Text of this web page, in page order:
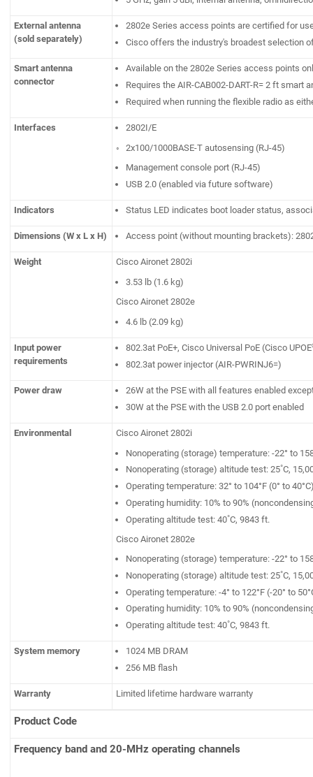
External antenna
(sold separately)
2802e Series access points are certified for
Cisco offers the industry's broadest selection
Smart antenna
connector
Available on the 2802e Series access points
Requires the AIR-CAB002-DART-R= 2 ft
Required when running the flexible radio as
Interfaces
2802I/E
◦ 2x100/1000BASE-T autosensing (RJ-45)
Management console port (RJ-45)
USB 2.0 (enabled via future software)
Indicators Status LED indicates boot loader status,
Dimensions (W x L x H) Access point (without mounting brackets):
Weight
Cisco Aironet 2802i
3.53 lb (1.6 kg)
Cisco Aironet 2802e
4.6 lb (2.09 kg)
Input power
requirements
802.3at PoE+, Cisco Universal PoE (Cisco UPOE
802.3at power injector (AIR-PWRINJ6=)
Power draw
26W at the PSE with all features enabled
30W at the PSE with the USB 2.0 port enabled
Environmental
Cisco Aironet 2802i
Nonoperating (storage) temperature: -22° to
Nonoperating (storage) altitude test: 25˚C,
Operating temperature: 32° to 104°F (0° to
Operating humidity: 10% to 90%
Operating altitude test: 40˚C, 9843 ft.
Cisco Aironet 2802e
Nonoperating (storage) temperature: -22° to
Nonoperating (storage) altitude test: 25˚C,
Operating temperature: -4° to 122°F (-20° to
Operating humidity: 10% to 90%
Operating altitude test: 40˚C, 9843 ft.
System memory
1024 MB DRAM
256 MB flash
Warranty Limited lifetime hardware warranty
Product Code
Frequency band and 20-MHz operating channels